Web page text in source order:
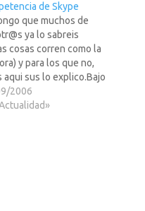
de Skype
que muchos de
ya lo sabreis
cosas corren como la
y para los que no,
aqui sus lo explico.Bajo
del Gremlin
al fin alguien le hace
2006